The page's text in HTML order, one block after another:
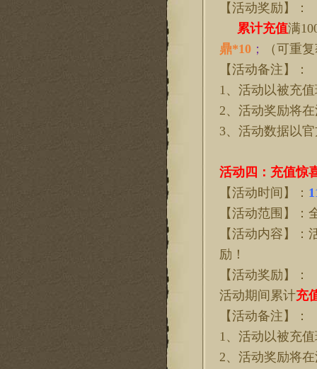
【活动奖励】：
累计充值满
鼎*10 ；
（可重
【活动备注】：
1、活动以被充
2、活动奖励将
3、活动数据以
活动 四 ：充值惊
【活动时间】：
【活动范围】：
【活动内容】：
励！
【活动奖励】：
活动期间累计充
【活动备注】：
1、活动以被充
2、活动奖励将